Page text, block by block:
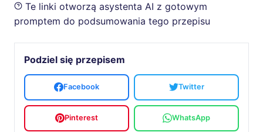
Te linki otworzą asystenta AI z gotowym
promptem do podsumowania tego przepisu
Podziel się przepisem
Facebook Twitter
Pinterest WhatsApp